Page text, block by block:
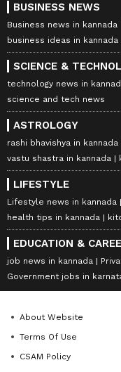
BUSINESS NEWS
Business news in kannada
business ideas in kannada
SCIENCE &
technology news in
science and tech news
ASTROLOGY
rashi bhavishya in kannada
vastu shastra in kannada
LIFESTYLE
Lifestyle news in kannada
health tips in kannada
EDUCATION &
job news in kannada
Government jobs in
About Website
Terms Of Use
CSAM Policy